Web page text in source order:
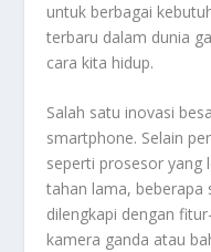
untuk berbagai
terbaru dalam dunia
cara kita hidup.
Salah satu inovasi
smartphone. Selain
seperti prosesor yang
tahan lama, beberapa
dilengkapi dengan
kamera ganda atau